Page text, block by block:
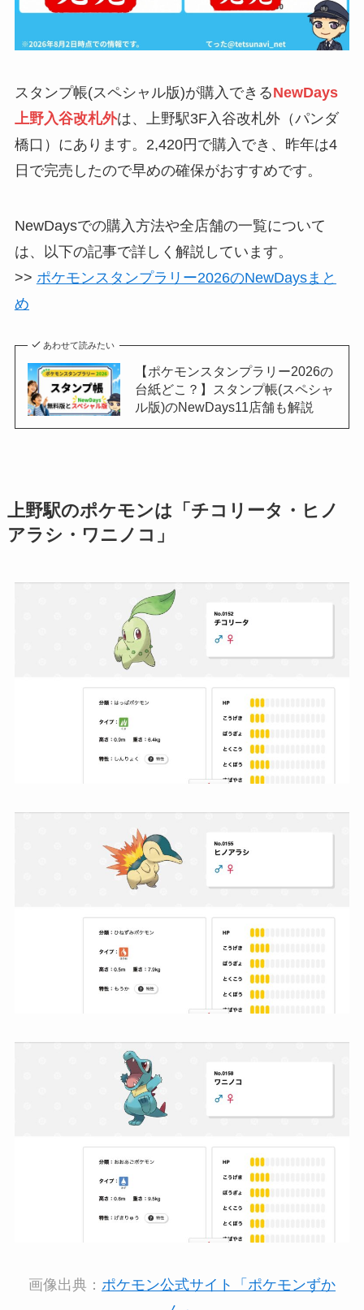
スタンプ帳(スペシャル版)が購入できるNewDays
上野入谷改札外は、上野駅3F入谷改札外（パンダ
橋口）にあります。2,420円で購入でき、昨年は4
日で完売したので早めの確保がおすすめです。
NewDaysでの購入方法や全店舗の一覧について
は、以下の記事で詳しく解説しています。
>> ポケモンスタンプラリー2026のNewDaysまと
め
あわせて読みたい
【ポケモンスタンプラリー2026の
台紙どこ？】スタンプ帳(スペシャ
ル版)のNewDays11店舗も解説
上野駅のポケモンは「チコリータ・ヒノ
アラシ・ワニノコ」
画像出典： ポケモン公式サイト「ポケモンずか